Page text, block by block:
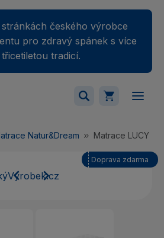
stránkách českého výrobce
pro zdravý spánek s více
tradicí.
košík je momentálne prázdny.
Natur&Dream Matrace LUCY
 
Doprava zdarma